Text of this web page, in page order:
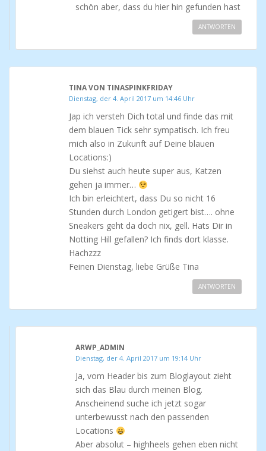
schön aber, dass du hier hin gefunden hast
ANTWORTEN
TINA VON TINASPINKFRIDAY
Dienstag, der 4. April 2017 um 14:46 Uhr
Jap ich versteh Dich total und finde das mit
dem blauen Tick sehr sympatisch. Ich freu
mich also in Zukunft auf Deine blauen
Locations:)
Du siehst auch heute super aus, Katzen
gehen ja immer…
Ich bin erleichtert, dass Du so nicht 16
Stunden durch London getigert bist…. ohne
Sneakers geht da doch nix, gell. Hats Dir in
Notting Hill gefallen? Ich finds dort klasse.
Hachzzz
Feinen Dienstag, liebe Grüße Tina
ANTWORTEN
ARWP_ADMIN
Dienstag, der 4. April 2017 um 19:14 Uhr
Ja, vom Header bis zum Bloglayout zieht
sich das Blau durch meinen Blog.
Anscheinend suche ich jetzt sogar
unterbewusst nach den passenden
Locations
Aber absolut – highheels gehen eben nicht